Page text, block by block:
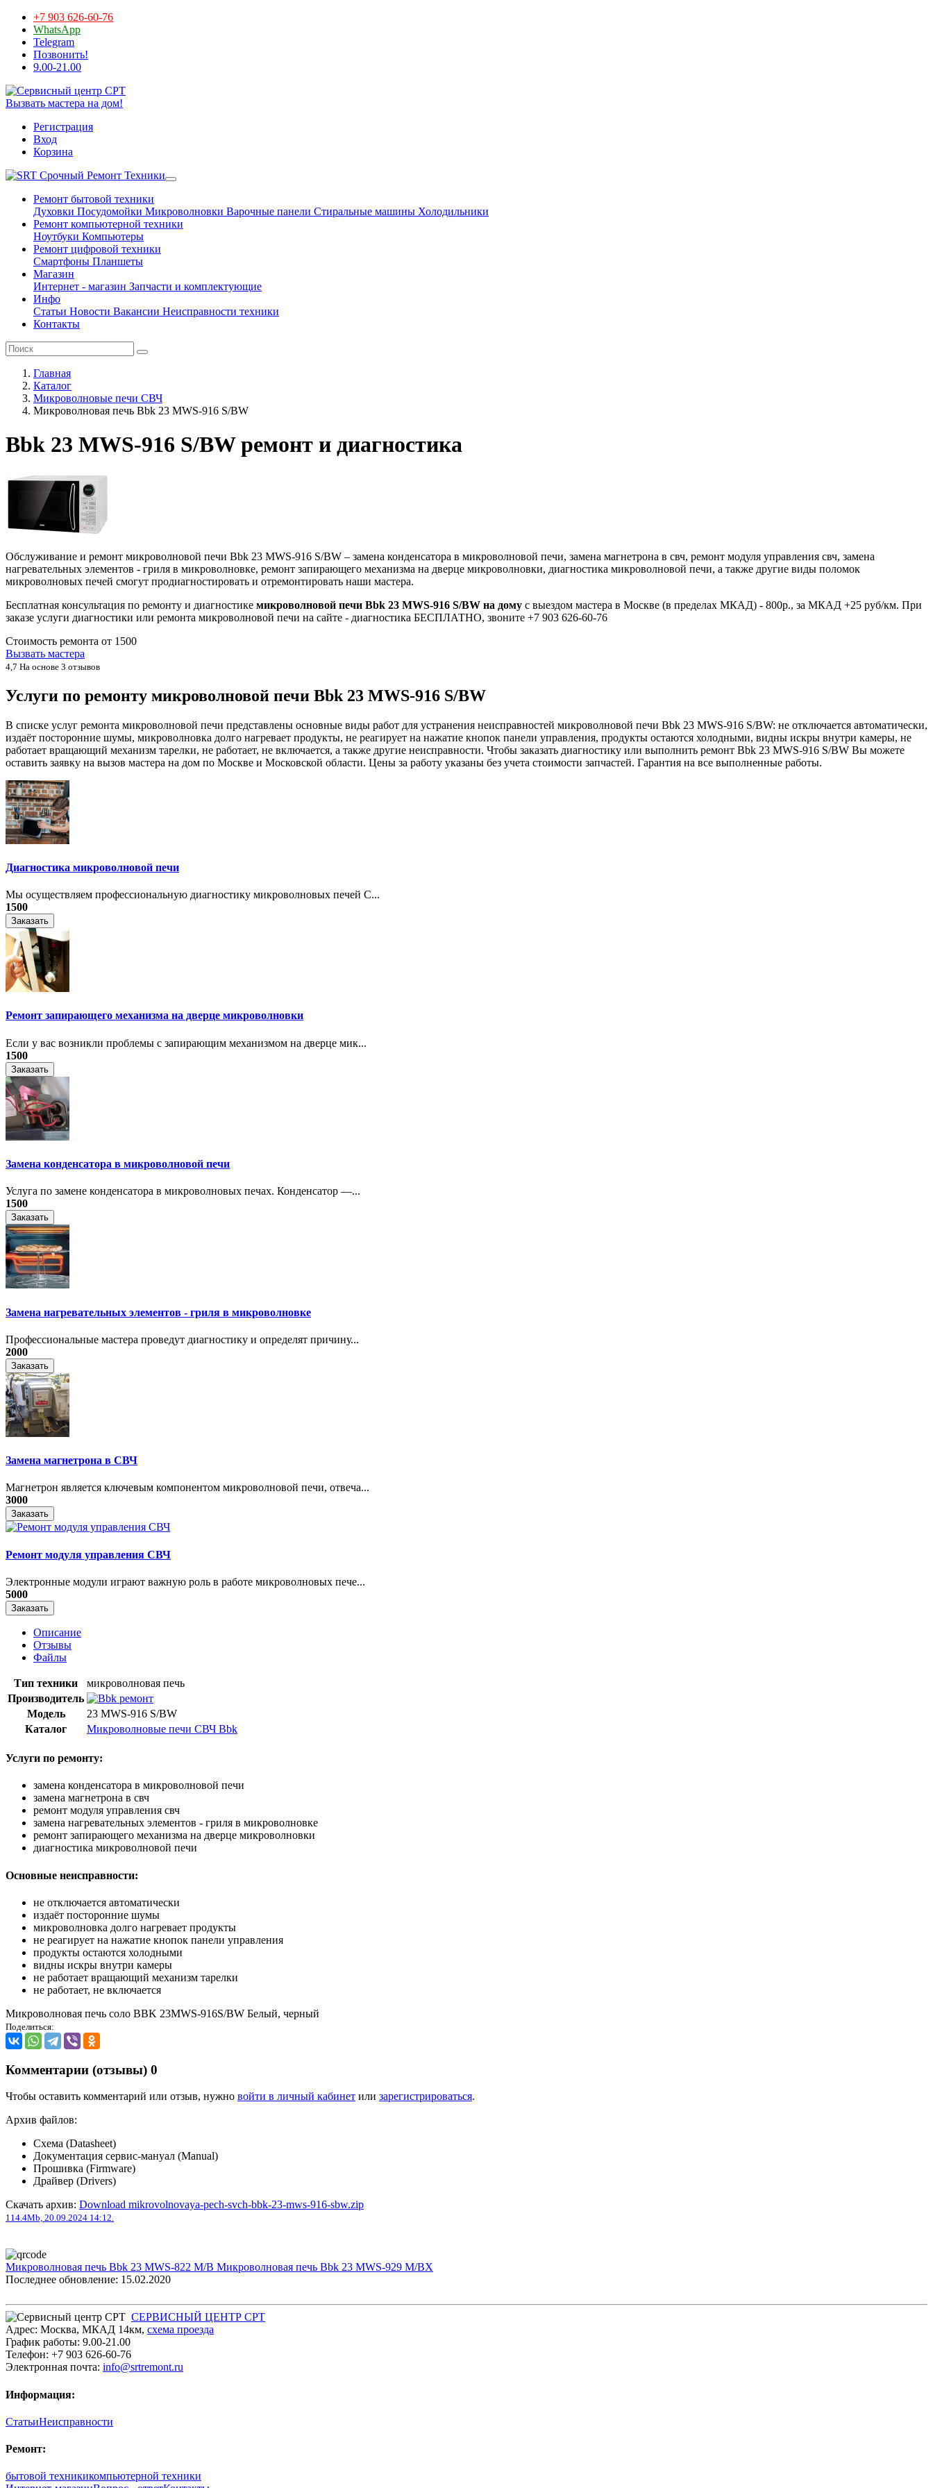
+7 903 626-60-76
WhatsApp
Telegram
Позвонить!
9.00-21.00
Вызвать мастера на дом!
Регистрация
Вход
Корзина
Срочный Ремонт Техники
Ремонт бытовой техники
Духовки Посудомойки Микроволновки Варочные панели Стиральные машины Холодильники
Ремонт компьютерной техники
Ноутбуки Компьютеры
Ремонт цифровой техники
Смартфоны Планшеты
Магазин
Интернет - магазин Запчасти и комплектующие
Инфо
Статьи Новости Вакансии Неисправности техники
Контакты
Главная
Каталог
Микроволновые печи СВЧ
Микроволновая печь Bbk 23 MWS-916 S/BW
Bbk 23 MWS-916 S/BW ремонт и диагностика
Обслуживание и ремонт микроволновой печи Bbk 23 MWS-916 S/BW – замена конденсатора в микроволновой печи, замена магнетрона в свч, ремонт модуля управления свч, замена
нагревательных элементов - гриля в микроволновке, ремонт запирающего механизма на дверце микроволновки, диагностика микроволновой печи, а также другие виды поломок
микроволновых печей смогут продиагностировать и отремонтировать наши мастера.
Бесплатная консультация по ремонту и диагностике микроволновой печи Bbk 23 MWS-916 S/BW на дому с выездом мастера в Москве (в пределах МКАД) - 800р., за МКАД +25 руб/км. При
заказе услуги диагностики или ремонта микроволновой печи на сайте - диагностика БЕСПЛАТНО, звоните +7 903 626-60-76
Стоимость ремонта от 1500
Вызвать мастера
4,7 На основе 3 отзывов
Услуги по ремонту микроволновой печи Bbk 23 MWS-916 S/BW
В списке услуг ремонта микроволновой печи представлены основные виды работ для устранения неисправностей микроволновой печи Bbk 23 MWS-916 S/BW: не отключается автоматически,
издаёт посторонние шумы, микроволновка долго нагревает продукты, не реагирует на нажатие кнопок панели управления, продукты остаются холодными, видны искры внутри камеры, не
работает вращающий механизм тарелки, не работает, не включается, а также другие неисправности. Чтобы заказать диагностику или выполнить ремонт Bbk 23 MWS-916 S/BW Вы можете
оставить заявку на вызов мастера на дом по Москве и Московской области. Цены за работу указаны без учета стоимости запчастей. Гарантия на все выполненные работы.
Диагностика микроволновой печи
Мы осуществляем профессиональную диагностику микроволновых печей С...
1500
Заказать
Ремонт запирающего механизма на дверце микроволновки
Если у вас возникли проблемы с запирающим механизмом на дверце мик...
1500
Заказать
Замена конденсатора в микроволновой печи
Услуга по замене конденсатора в микроволновых печах. Конденсатор —...
1500
Заказать
Замена нагревательных элементов - гриля в микроволновке
Профессиональные мастера проведут диагностику и определят причину...
2000
Заказать
Замена магнетрона в СВЧ
Магнетрон является ключевым компонентом микроволновой печи, отвеча...
3000
Заказать
Ремонт модуля управления СВЧ
​Электронные модули играют важную роль в работе микроволновых пече...
5000
Заказать
Описание
Отзывы
Файлы
Тип техники
микроволновая печь
Производитель
Модель
23 MWS-916 S/BW
Каталог
Микроволновые печи СВЧ Bbk
Услуги по ремонту:
замена конденсатора в микроволновой печи
замена магнетрона в свч
ремонт модуля управления свч
замена нагревательных элементов - гриля в микроволновке
ремонт запирающего механизма на дверце микроволновки
диагностика микроволновой печи
Основные неисправности:
не отключается автоматически
издаёт посторонние шумы
микроволновка долго нагревает продукты
не реагирует на нажатие кнопок панели управления
продукты остаются холодными
видны искры внутри камеры
не работает вращающий механизм тарелки
не работает, не включается
Микроволновая печь соло BBK 23MWS-916S/BW Белый, черный
Поделиться:
Комментарии (отзывы) 0
Чтобы оставить комментарий или отзыв, нужно войти в личный кабинет или зарегистрироваться.
Архив файлов:
Схема (Datasheet)
Документация сервис-мануал (Manual)
Прошивка (Firmware)
Драйвер (Drivers)
Скачать архив: Download mikrovolnovaya-pech-svch-bbk-23-mws-916-sbw.zip
114.4Mb, 20.09.2024 14:12.
Микроволновая печь Bbk 23 MWS-822 M/B Микроволновая печь Bbk 23 MWS-929 M/BX
Последнее обновление: 15.02.2020
СЕРВИСНЫЙ ЦЕНТР СРТ
Адрес: Москва, МКАД 14км, cхема проезда
График работы: 9.00-21.00
Телефон: +7 903 626-60-76
Электронная почта: info@srtremont.ru
Информация:
СтатьиНеисправности
Ремонт:
бытовой техникикомпьютерной техники